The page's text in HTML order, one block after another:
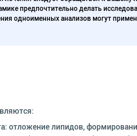
предпочтительно делать
одноименных анализов могут
отложение липидов,